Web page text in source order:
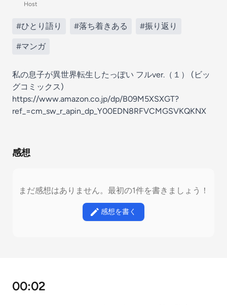
Host
#ひとり語り #落ち着きある #振り返り
#マンガ
私の息子が異世界転生したっぽい フルver.（１） (ビッ
グコミックス)
https://www.amazon.co.jp/dp/B09M5XSXGT?
ref_=cm_sw_r_apin_dp_Y00EDN8RFVCMGSVKQKNX
感想
まだ感想はありません。最初の1件を書きましょう！
感想を書く
00:02